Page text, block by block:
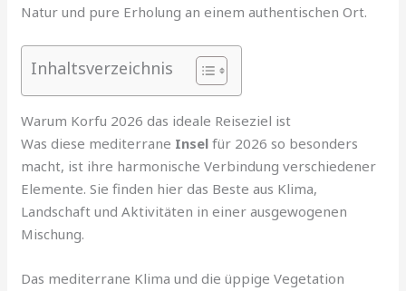
Natur und pure Erholung an einem authentischen Ort.
Inhaltsverzeichnis
Warum Korfu 2026 das ideale Reiseziel ist
Was diese mediterrane Insel für 2026 so besonders
macht, ist ihre harmonische Verbindung verschiedener
Elemente. Sie finden hier das Beste aus Klima,
Landschaft und Aktivitäten in einer ausgewogenen
Mischung.
Das mediterrane Klima und die üppige Vegetation